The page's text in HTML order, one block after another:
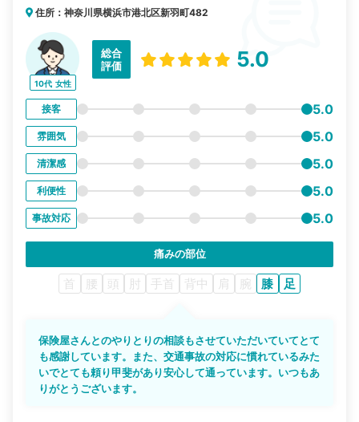
住所：神奈川県横浜市港北区新羽町482
10代 女性
総合
評価
5.0
接客 5.0
雰囲気 5.0
清潔感 5.0
利便性 5.0
事故対応 5.0
痛みの部位
首 腰 頭 肘 手首 背中 肩 腕 膝 足
保険屋さんとのやりとりの相談もさせていただいていてとて
も感謝しています。また、交通事故の対応に慣れているみた
いでとても頼り甲斐があり安心して通っています。いつもあ
りがとうございます。